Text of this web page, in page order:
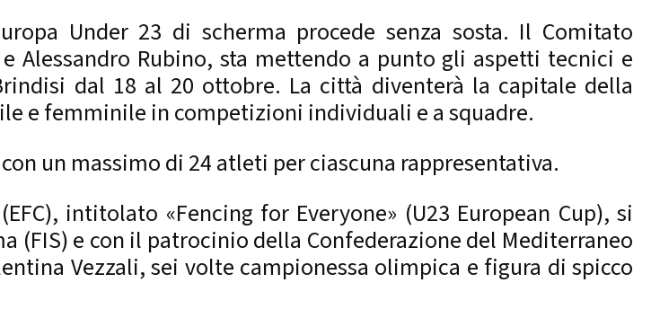
Under 23 di scherma procede senza sosta. Il Comitato
Alessandro Rubino, sta mettendo a punto gli aspetti tecnici e
dal 18 al 20 ottobre. La città diventerà la capitale della
e femminile in competizioni individuali e a squadre.
un massimo di 24 atleti per ciascuna rappresentativa.
intitolato «Fencing for Everyone» (U23 European Cup), si
(FIS) e con il patrocinio della Confederazione del Mediterraneo
Vezzali, sei volte campionessa olimpica e figura di spicco